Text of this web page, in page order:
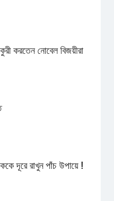
করতেন নোবেল বিজয়ীরা
দূরে রাখুন পাঁচ উপায়ে !